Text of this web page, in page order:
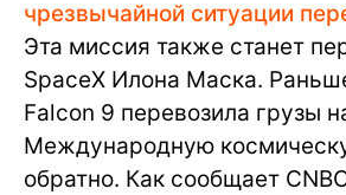
чрезвычайной ситуации
Эта миссия также станет
SpaceX Илона Маска.
Falcon 9 перевозила грузы
Международную
обратно. Как сообщает